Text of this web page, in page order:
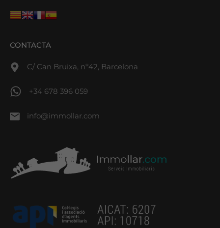
CONTACTA
C/ Can Bruixa, nº42, Barcelona
+34 678 396 059
info@immollar.com